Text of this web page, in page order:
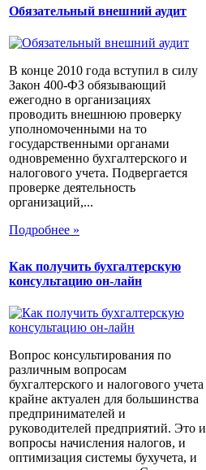
Обязательный внешний аудит
В конце 2010 года вступил в силу
Закон 400-ФЗ обязывающий
ежегодно в организациях
проводить внешнюю проверку
уполномоченными на то
государственными органами
одновременно бухгалтерского и
налогового учета. Подвергается
проверке деятельность
организаций,...
Подробнее »
Как получить бухгалтерскую
консультацию он-лайн
Вопрос консультирования по
различным вопросам
бухгалтерского и налогового учета
крайне актуален для большинства
предпринимателей и
руководителей предприятий. Это и
вопросы начисления налогов, и
оптимизация системы бухучета, и